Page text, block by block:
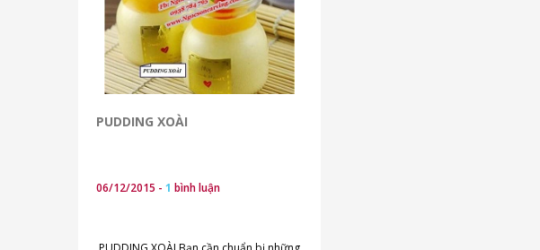
PUDDING XOÀI
06/12/2015 - 1 bình luận